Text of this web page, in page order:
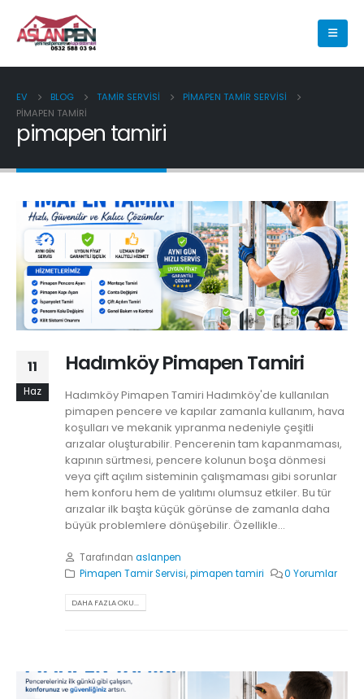
EV BLOG TAMIR SERVISI
PIMAPEN TAMIR SERVISI
PIMAPEN TAMIRI
pimapen tamiri
11
Haz
Hadımköy Pimapen Tamiri
Hadımköy Pimapen Tamiri Hadımköy'de kullanılan
pimapen pencere ve kapılar zamanla kullanım, hava
koşulları ve mekanik yıpranma nedeniyle çeşitli
arızalar oluşturabilir. Pencerenin tam kapanmaması,
kapının sürtmesi, pencere kolunun boşa dönmesi
veya çift açılım sisteminin çalışmaması gibi sorunlar
hem konforu hem de yalıtımı olumsuz etkiler. Bu tür
arızalar ilk başta küçük görünse de zamanla daha
büyük problemlere dönüşebilir. Özellikle...
Tarafından aslanpen
Pimapen Tamir Servisi,pimapen tamiri 0 Yorumlar
DAHA FAZLA OKU...